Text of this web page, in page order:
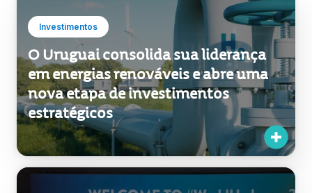
Investimentos
O Uruguai consolida sua liderança
em energias renováveis e abre uma
nova etapa de investimentos
estratégicos